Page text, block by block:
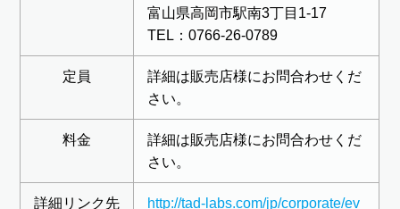
富山県高岡市駅南3丁目1-17
TEL：0766-26-0789
定員
詳細は販売店様にお問合わせくだ
さい。
料金
詳細は販売店様にお問合わせくだ
さい。
詳細リンク先 http://tad-labs.com/jp/corporate/ev